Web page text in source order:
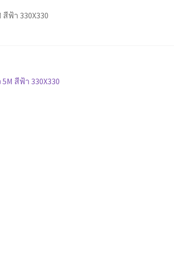
สีฟ้า 330X330
สีฟ้า 330X330